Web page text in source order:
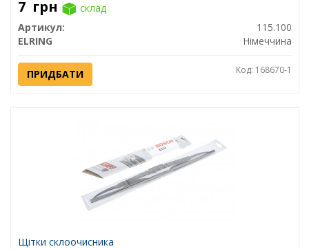
7 грн
склад
Артикул:
115.100
ELRING
Німеччина
ПРИДБАТИ Код: 168670-1
Щітки склоочисника